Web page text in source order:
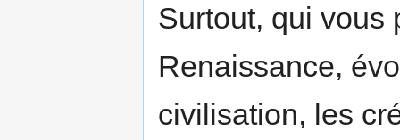
Surtout, qui vous
Renaissance,
civilisation, les